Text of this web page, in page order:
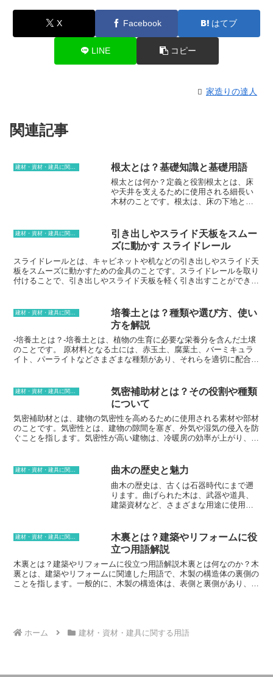
X Facebook はてブ
LINE コピー
家造りの達人
関連記事
建材・資材・建具に関する用語 根太とは？基礎知識と基礎用語
根太とは何か？定義と役割根太とは、床
や天井を支えるために使用される細長い
木材のことです。根太は、床の下地とな
た、根太は床に断熱材や配管を通すため
の空間を確保する役割も果たしていま
す。根太は、一般的に、間隔を空けて床
梁に取り付けられます。根太の間隔は、
床の強度や剛性、断熱材や配管の有無な
どによって決まります。また、根太は、
ります。根太は、床の強度や剛性を高め
るために重要な役割を果たしています。
根太がないと、床はたわんだり、歪んだ
りしやすくなります。また、根太は断熱
材や配管を通すための空間を確保するた
めにも重要です。
建材・資材・建具に関する用語
引き出しやスライド天板をスムー
ズに動かす スライドレール
スライドレールとは、キャビネットや机などの引き出しやスライド天
板をスムーズに動かすための金具のことです。スライドレールを取り
付けることで、引き出しやスライド天板を軽く引き出すことができ、
キャビネットや机の側面に固定され、もう1本は引き出しやスライド
天板に取り付けられます。スライドユニットは、2本のレールに挟み
込まれており、引き出しやスライド天板の動きを制御します。スライ
ドレールの役割は、以下の通りです。・引き出しやスライド天板をス
ムーズに動かす。・引き出しやスライド天板の開閉を軽くする。・引
き出しやスライド天板のガタつきを防ぐ。・引き出しやスライド天板
ットを固定するネジ。スライドレールの種類は、大きく分けて2種類
あります。・ボールベアリング式スライドレール。・ローラーベアリ
ング式スライドレール。ボールベアリング式スライドレールは、ボー
ルベアリングがレールとスライドユニットの間を転がることで、スム
ーズな動きを実現しています。ローラーベアリング式スライドレール
は、ローラーベアリングがレールとスライドユニットの間を転がるこ
く、静かな動きを実現しています。しかし、ボールベアリング式スラ
イドレールは、ローラーベアリング式スライドレールよりも高価で
培養土とは？種類や選び方、使い
方を解説
-培養土とは？-培養土とは、植物の生育に必要な栄養分を含んだ土壌
のことです。 原材料となる土には、赤玉土、腐葉土、バーミキュラ
イト、パーライトなどさまざまな種類があり、それらを適切に配合し
性を確保し、根腐れを防ぐことができます。培養土は、植物の種類や
生育環境に合わせて選ぶことが重要です。 たとえば、サボテンや多
肉植物には水はけの良い培養土が適しており、観葉植物や花卉には保
水性のある培養土が適しています。 また、屋内や屋外での使用によ
っても、適した培養土が異なります。培養土を使用する際は、植物の
根を傷つけないように注意し、根鉢を崩さないようにしましょう。
気密補助材とは？その役割や種類
について
気密補助材とは、建物の気密性を高めるために使用される素材や部材
のことです。気密性とは、建物の隙間を塞ぎ、外気や湿気の侵入を防
ぐことを指します。気密性が高い建物は、冷暖房の効率が上がり、省
建材・資材・建具に関する用語 曲木の歴史と魅力
曲木の歴史は、古くは石器時代にまで遡
ります。曲げられた木は、武器や道具、
建築資材など、さまざまな用途に使用さ
ことができます。この技術は、長年にわ
たって職人によって受け継がれてきまし
た。曲木は、その美しさからも多くの芸
術作品に使用されてきました。曲線を多
用した家具や楽器、彫刻など、さまざま
な作品があります。特に、日本では曲木
て重宝されてきました。曲げられた木材
木裏とは？建築やリフォームに役
立つ用語解説
木裏とは？建築やリフォームに役立つ用語解説木裏とは何なのか？木
裏とは、建築やリフォームに関連した用語で、木製の構造体の裏側の
ことを指します。一般的に、木製の構造体は、表側と裏側があり、表
で、室内の断熱性や防音性を向上させることができます。また、柱や
ホーム 建材・資材・建具に関する用語